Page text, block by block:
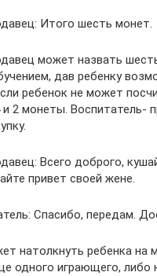
Итого шесть монет.
может назвать
дав ребенку
ребенок не может
2 монеты. Воспитатель-
Всего доброго,
привет своей жене.
Спасибо, передам.
натолкнуть ребенка на
одного играющего, либо